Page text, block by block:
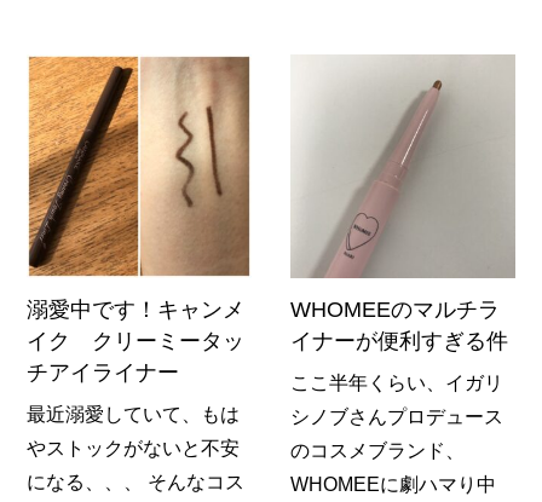
溺愛中です！キャンメ
イク クリーミータッ
チアイライナー
最近溺愛していて、もは
やストックがないと不安
になる、、、 そんなコス
WHOMEEのマルチラ
イナーが便利すぎる件
ここ半年くらい、イガリ
シノブさんプロデュース
のコスメブランド、
WHOMEEに劇ハマり中